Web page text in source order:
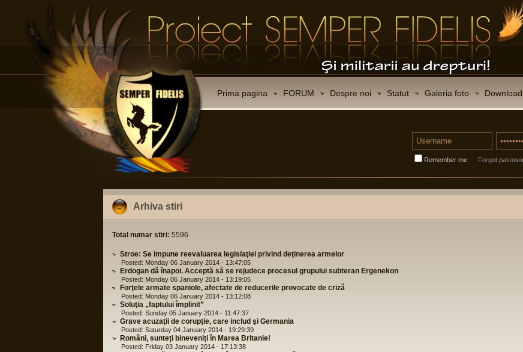
Prima pagina FORUM Despre noi Statut Galeria foto
Remember me Forgot
Arhiva stiri
Total numar stiri: 5596
Stroe: Se impune reevaluarea legislaţiei privind deţinerea armelor
Posted: Monday 06 January 2014 - 13:47:05
Erdogan dă înapoi. Acceptă să se rejudece procesul grupului subteran Ergenekon
Posted: Monday 06 January 2014 - 13:19:05
Forţele armate spaniole, afectate de reducerile provocate de criză
Posted: Monday 06 January 2014 - 13:12:08
Soluţia „faptului împlinit”
Posted: Sunday 05 January 2014 - 11:47:37
Grave acuzaţii de corupţie, care includ şi Germania
Posted: Saturday 04 January 2014 - 19:29:39
Români, sunteți bineveniți în Marea Britanie!
Posted: Friday 03 January 2014 - 17:13:38